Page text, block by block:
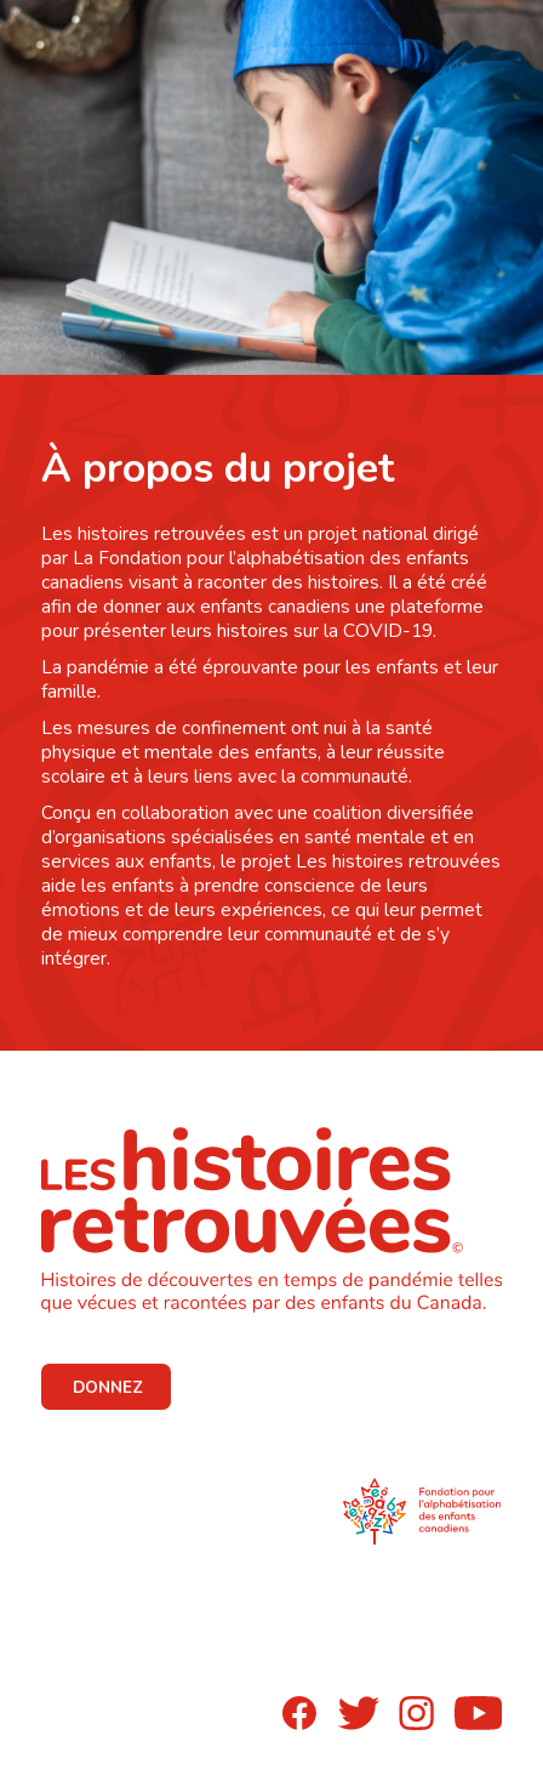
À propos du projet
Les histoires retrouvées est un projet national dirigé
par La Fondation pour l’alphabétisation des enfants
canadiens visant à raconter des histoires. Il a été créé
afin de donner aux enfants canadiens une plateforme
pour présenter leurs histoires sur la COVID-19.
La pandémie a été éprouvante pour les enfants et leur
famille.
Les mesures de confinement ont nui à la santé
physique et mentale des enfants, à leur réussite
scolaire et à leurs liens avec la communauté.
Conçu en collaboration avec une coalition diversifiée
d’organisations spécialisées en santé mentale et en
services aux enfants, le projet Les histoires retrouvées
aide les enfants à prendre conscience de leurs
émotions et de leurs expériences, ce qui leur permet
de mieux comprendre leur communauté et de s’y
intégrer.
DONNEZ